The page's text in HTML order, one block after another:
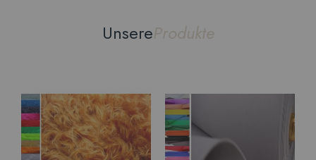
UnsereProdukte